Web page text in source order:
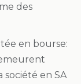
des
en bourse:
société en SA